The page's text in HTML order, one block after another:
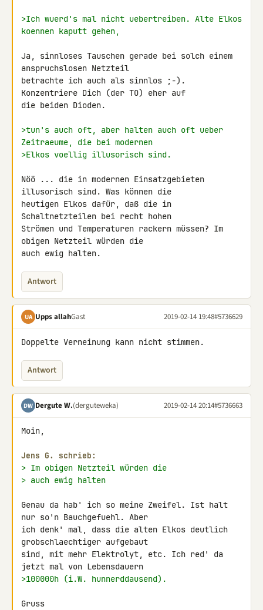
>Ich wuerd's mal nicht uebertreiben. Alte Elkos
koennen kaputt gehen,
Ja, sinnloses Tauschen gerade bei solch einem
anspruchslosen Netzteil
betrachte ich auch als sinnlos ;-).
Konzentriere Dich (der TO) eher auf
die beiden Dioden.
>tun's auch oft, aber halten auch oft ueber
Zeitraeume, die bei modernen
>Elkos voellig illusorisch sind.
Nöö ... die in modernen Einsatzgebieten
illusorisch sind. Was können die
heutigen Elkos dafür, daß die in
Schaltnetzteilen bei recht hohen
Strömen und Temperaturen rackern müssen? Im
obigen Netzteil würden die
auch ewig halten.
Antwort
UA Upps allahGast 2019-02-14 19:48#5736629
Doppelte Verneinung kann nicht stimmen.
Antwort
DW Dergute W.(derguteweka) 2019-02-14 20:14#5736663
Moin,
Jens G. schrieb:
> Im obigen Netzteil würden die
> auch ewig halten
Genau da hab' ich so meine Zweifel. Ist halt
nur so'n Bauchgefuehl. Aber
ich denk' mal, dass die alten Elkos deutlich
grobschlaechtiger aufgebaut
sind, mit mehr Elektrolyt, etc. Ich red' da
>100000h (i.W. hunnerddausend).
Gruss